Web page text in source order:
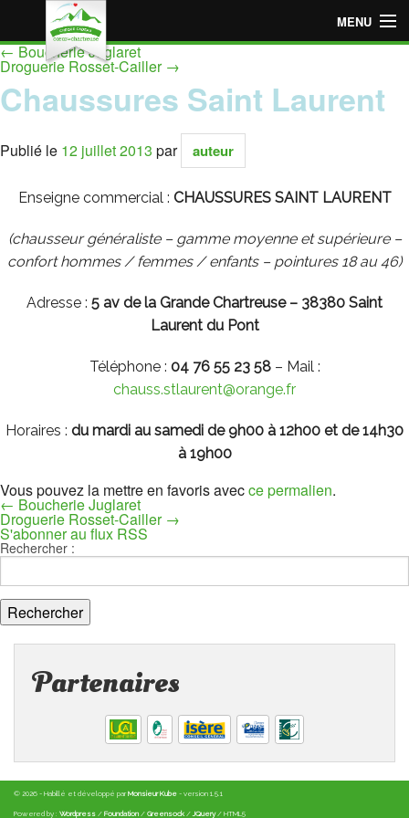
MENU
Accueil
Espace « Employeur »
Espace « Particulier »
Points de vente adhérents
Devenir point de vente adhérent
←Boucherie Juglaret
Droguerie Rosset-Cailler →
Chaussures Saint Laurent
Publié le 12 juillet 2013 par auteur
Enseigne commercial : CHAUSSURES SAINT LAURENT
(chausseur généraliste – gamme moyenne et supérieure –
confort hommes / femmes / enfants – pointures 18 au 46)
Adresse : 5 av de la Grande Chartreuse – 38380 Saint
Laurent du Pont
Téléphone : 04 76 55 23 58– Mail :
chauss.stlaurent@orange.fr
Horaires : du mardi au samedi de 9h00 à 12h00 et de 14h30
à 19h00
Vous pouvez la mettre en favoris avecce permalien.
← Boucherie Juglaret
Droguerie Rosset-Cailler →
S'abonner au flux RSS
Rechercher :
Partenaires
© 2026 - Habillé et développé parMonsieur Kube - version 1.5.1
Powered by : Wordpress / Foundation / Greensock /JQuery/ HTML5